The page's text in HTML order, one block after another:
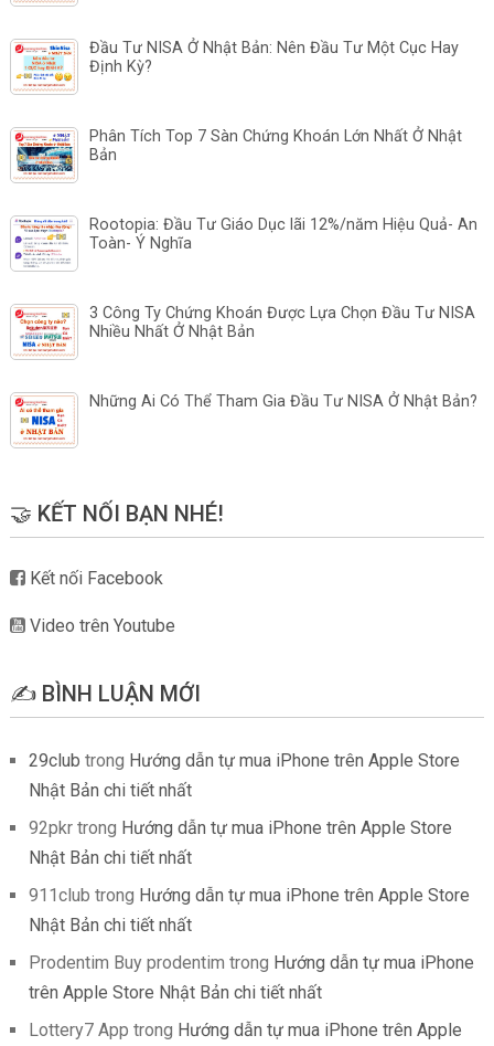
Đầu Tư NISA Ở Nhật Bản: Nên Đầu Tư Một Cục Hay
Định Kỳ?
Phân Tích Top 7 Sàn Chứng Khoán Lớn Nhất Ở Nhật
Bản
Rootopia: Đầu Tư Giáo Dục lãi 12%/năm Hiệu Quả- An
Toàn- Ý Nghĩa
3 Công Ty Chứng Khoán Được Lựa Chọn Đầu Tư NISA
Nhiều Nhất Ở Nhật Bản
Những Ai Có Thể Tham Gia Đầu Tư NISA Ở Nhật Bản?
🤝 KẾT NỐI BẠN NHÉ!
Kết nối Facebook
Video trên Youtube
✍️ BÌNH LUẬN MỚI
29club trong Hướng dẫn tự mua iPhone trên Apple Store
Nhật Bản chi tiết nhất
92pkrtrong Hướng dẫn tự mua iPhone trên Apple Store
Nhật Bản chi tiết nhất
911club trong Hướng dẫn tự mua iPhone trên Apple Store
Nhật Bản chi tiết nhất
Prodentim Buy prodentim trong Hướng dẫn tự mua iPhone
trên Apple Store Nhật Bản chi tiết nhất
Lottery7 App trong Hướng dẫn tự mua iPhone trên Apple